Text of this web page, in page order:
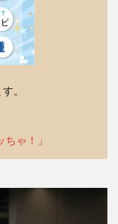
。
ゃ！」